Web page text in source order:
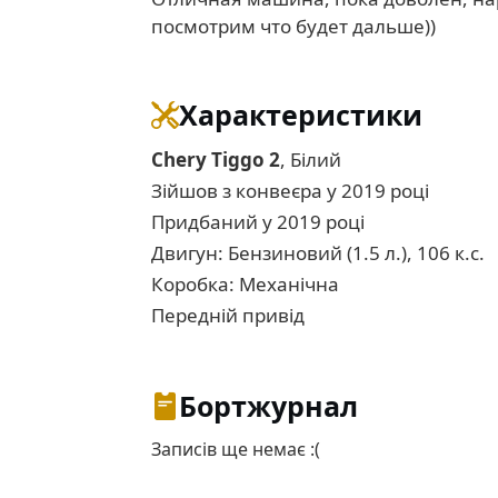
посмотрим что будет дальше))
Характеристики
Chery Tiggo 2, Білий
Зійшов з конвеєра у 2019 році
Придбаний у 2019 році
Двигун: Бензиновий (1.5 л.), 106 к.с.
Коробка: Механічна
Передній привід
Бортжурнал
Записів ще немає :(